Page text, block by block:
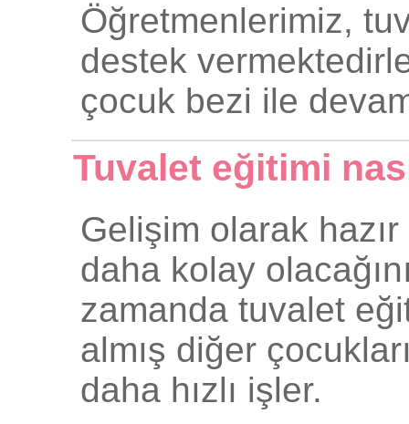
Öğretmenlerimiz,
destek
çocuk bezi ile
Tuvalet eğitimi
Gelişim olarak
daha kolay
zamanda tuvalet
almış diğer
daha hızlı işler.